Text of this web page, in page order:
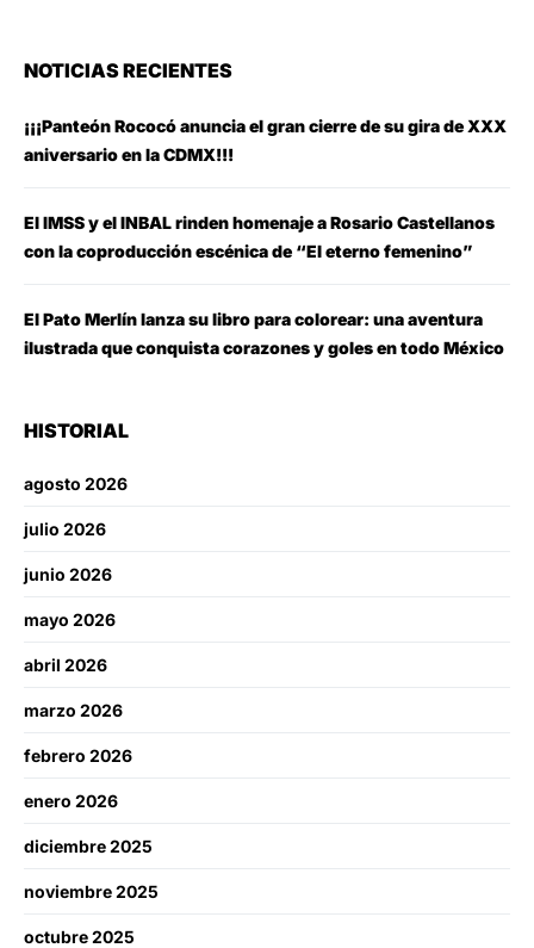
NOTICIAS RECIENTES
¡¡¡Panteón Rococó anuncia el gran cierre de su gira de XXX
aniversario en la CDMX!!!
El IMSS y el INBAL rinden homenaje a Rosario Castellanos
con la coproducción escénica de “El eterno femenino”
El Pato Merlín lanza su libro para colorear: una aventura
ilustrada que conquista corazones y goles en todo México
HISTORIAL
agosto 2026
julio 2026
junio 2026
mayo 2026
abril 2026
marzo 2026
febrero 2026
enero 2026
diciembre 2025
noviembre 2025
octubre 2025